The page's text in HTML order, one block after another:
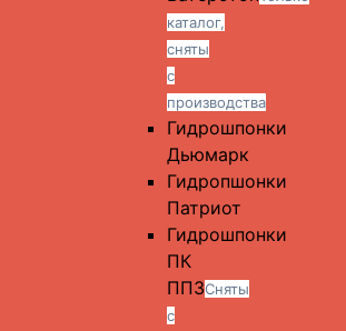
каталог,
сняты
с
производства
Гидрошпонки
Дьюмарк
Гидропшонки
Патриот
Гидрошпонки
ПК
ППЗСняты
с